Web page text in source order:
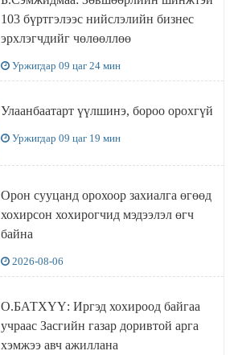
103 бүртгэлээс нийслэлийн бизнес
эрхлэгчдийг чөлөөллөө
Уржигдар 09 цаг 24 мин
Улаанбаатарт үүлшинэ, бороо орохгүй
Уржигдар 09 цаг 19 мин
Орон сууцанд орохоор захиалга өгөөд
хохирсон хохирогчид мэдээлэл өгч
байна
2026-08-06
О.БАТХҮҮ: Иргэд хохироод байгаа
учраас Засгийн газар доривтой арга
хэмжээ авч ажиллана